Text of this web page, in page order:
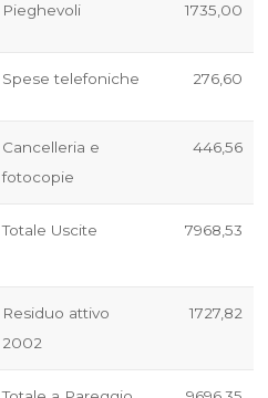
Pieghevoli 1735,00
Spese telefoniche 276,60
Cancelleria e
fotocopie
446,56
Totale Uscite 7968,53
Residuo attivo
2002
1727,82